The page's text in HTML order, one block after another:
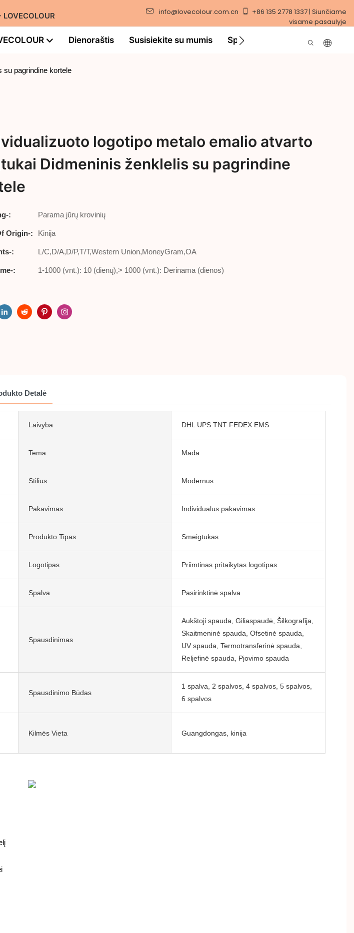
info@lovecolour.com.cn
+86 135 2778 1337 | Siunčiame
visame pasaulyje
Dienoraštis Susisiekite su mumis Sprendimas Vaizdo
su pagrindine kortele
logotipo metalo emalio atvarto
Didmeninis ženklelis su pagrindine
: Parama jūrų krovinių
Origin-: Kinija
: L/C,D/A,D/P,T/T,Western Union,MoneyGram,OA
: 1-1000 (vnt.): 10 (dienų),> 1000 (vnt.): Derinama (dienos)
Detalė
Laivyba DHL UPS TNT FEDEX EMS
Tema Mada
Stilius Modernus
Pakavimas Individualus pakavimas
Produkto Tipas Smeigtukas
Logotipas Priimtinas pritaikytas logotipas
Spalva Pasirinktinė spalva
Spausdinimas
Aukštoji spauda, ​​Giliaspaudė, Šilkografija,
Skaitmeninė spauda, ​​Ofsetinė spauda, ​​
UV spauda, ​​Termotransferinė spauda, ​​
Reljefinė spauda, ​​Pjovimo spauda
Spausdinimo Būdas
1 spalva, 2 spalvos, 4 spalvos, 5 spalvos,
6 spalvos
Kilmės Vieta Guangdongas, kinija